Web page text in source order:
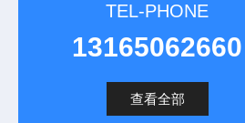
TEL-PHONE
13165062660
查看全部